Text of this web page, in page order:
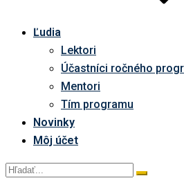
Ľudia
Lektori
Účastníci ročného
Mentori
Tím programu
Novinky
Môj účet